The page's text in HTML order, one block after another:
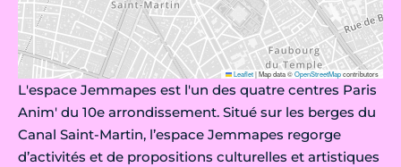
Leaflet|Map data ©OpenStreetMapcontributors
L'espace Jemmapes est l'un des quatre centres Paris
Anim' du 10e arrondissement. Situé sur les berges du
Canal Saint-Martin, l’espace Jemmapes regorge
d’activités et de propositions culturelles et artistiques